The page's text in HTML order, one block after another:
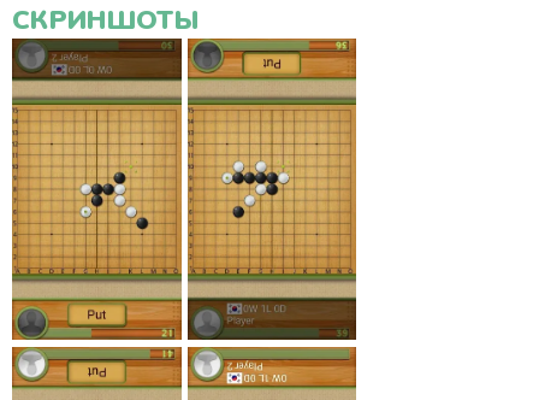
СКРИНШОТЫ